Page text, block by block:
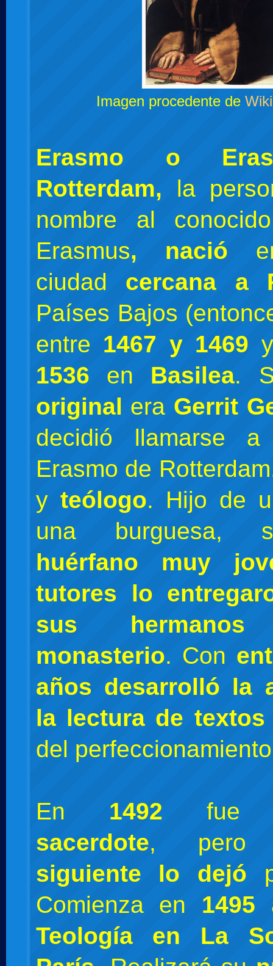
Imagen procedente de
Erasmo o
Rotterdam, la
nombre al
Erasmus, nació
ciudad cercana a
Países Bajos
entre 1467 y 1469
1536 en Basilea.
original era Gerrit
decidió llamarse
Erasmo de
y teólogo. Hijo de
una burguesa,
huérfano muy
tutores lo
sus
monasterio. Con
años desarrolló la
la lectura de
del
En 1492
sacerdote,
siguiente lo dejó
Comienza en 1495
Teología en La